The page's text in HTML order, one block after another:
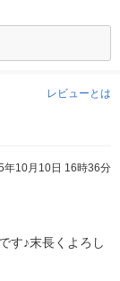
レビューとは
年10月10日 16時36分
す♪末長くよろし